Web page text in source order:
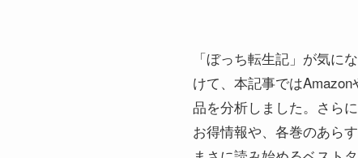
「ぼっち転生記」が気
けて、本記事では
品を分析しました。さら
お得情報や、各巻のあら